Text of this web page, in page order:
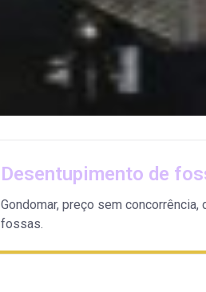
Desentupimento de
Gondomar, preço sem
fossas.